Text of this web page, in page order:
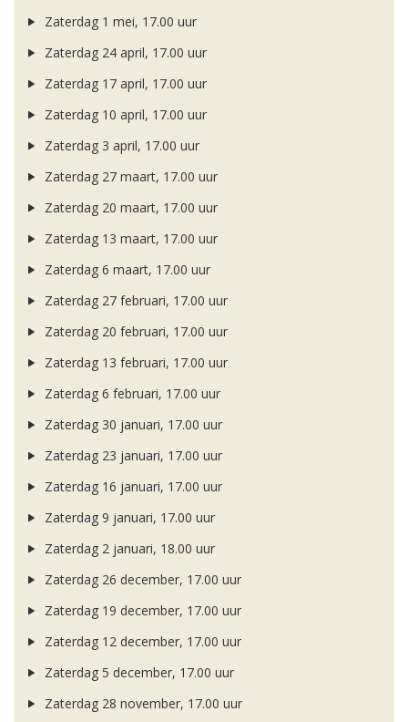
Zaterdag 1 mei, 17.00 uur
Zaterdag 24 april, 17.00 uur
Zaterdag 17 april, 17.00 uur
Zaterdag 10 april, 17.00 uur
Zaterdag 3 april, 17.00 uur
Zaterdag 27 maart, 17.00 uur
Zaterdag 20 maart, 17.00 uur
Zaterdag 13 maart, 17.00 uur
Zaterdag 6 maart, 17.00 uur
Zaterdag 27 februari, 17.00 uur
Zaterdag 20 februari, 17.00 uur
Zaterdag 13 februari, 17.00 uur
Zaterdag 6 februari, 17.00 uur
Zaterdag 30 januari, 17.00 uur
Zaterdag 23 januari, 17.00 uur
Zaterdag 16 januari, 17.00 uur
Zaterdag 9 januari, 17.00 uur
Zaterdag 2 januari, 18.00 uur
Zaterdag 26 december, 17.00 uur
Zaterdag 19 december, 17.00 uur
Zaterdag 12 december, 17.00 uur
Zaterdag 5 december, 17.00 uur
Zaterdag 28 november, 17.00 uur